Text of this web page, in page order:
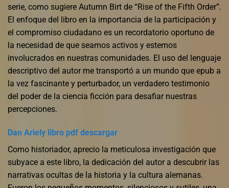
serie, como sugiere Autumn Birt de “Rise of the Fifth Order”.
El enfoque del libro en la importancia de la participación y
el compromiso ciudadano es un recordatorio oportuno de
la necesidad de que seamos activos y estemos
involucrados en nuestras comunidades. El uso del lenguaje
descriptivo del autor me transportó a un mundo que epub a
la vez fascinante y perturbador, un verdadero testimonio
del poder de la ciencia ficción para desafiar nuestras
percepciones.
Dan Ariely libro pdf descargar
Como historiador, aprecio la meticulosa investigación que
subyace a este libro, la dedicación del autor a descubrir las
narrativas ocultas de la historia y la cultura alemanas.